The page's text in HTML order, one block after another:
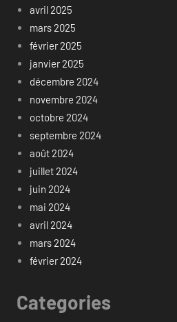
avril 2025
mars 2025
février 2025
janvier 2025
décembre 2024
novembre 2024
octobre 2024
septembre 2024
août 2024
juillet 2024
juin 2024
mai 2024
avril 2024
mars 2024
février 2024
Categories